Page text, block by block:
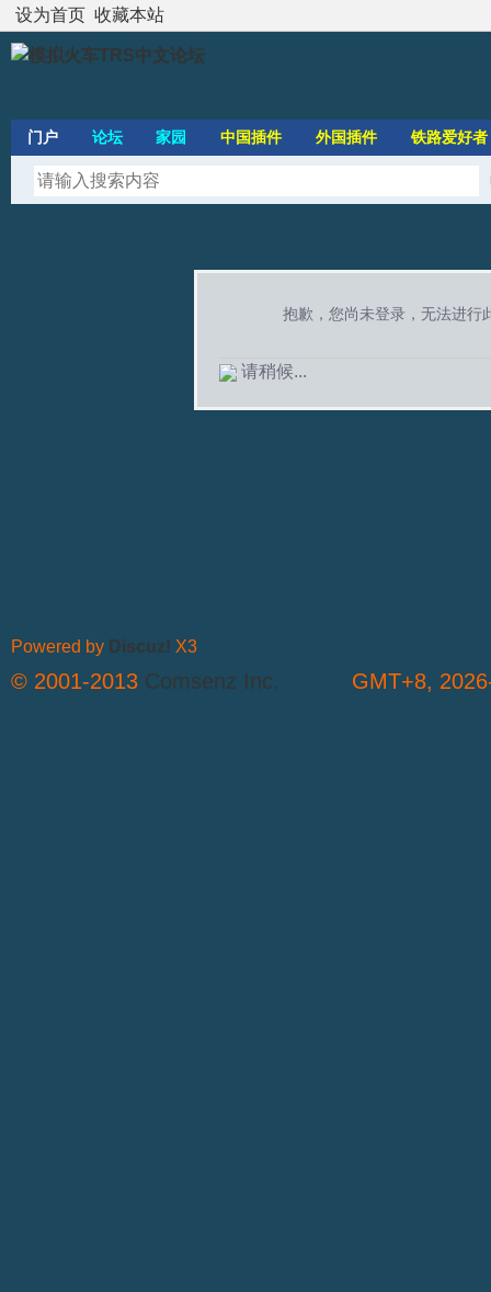
设为首页 收藏本站
门户 论坛 家园 中国插件 外国插件 铁路爱好者
抱歉，您尚未登录，无法进行
请稍候...
GMT+8,
Powered by Discuz! X3
© 2001-2013 Comsenz Inc.